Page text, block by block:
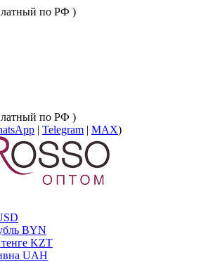
по РФ )
по РФ )
| Telegram | MAX)
BYN
KZT
UAH